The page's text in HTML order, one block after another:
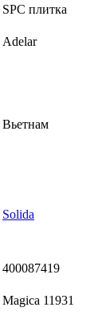
SPC плитка
Adelar
Вьетнам
Solida
400087419
Magica 11931